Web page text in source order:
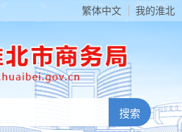
繁体中文 我的淮北